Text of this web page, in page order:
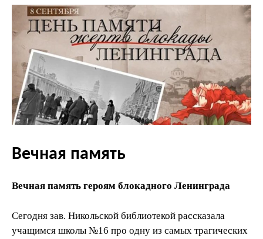
Вечная память
Вечная память героям блокадного Ленинграда
Сегодня зав. Никольской библиотекой рассказала
учащимся школы №16 про одну из самых трагических